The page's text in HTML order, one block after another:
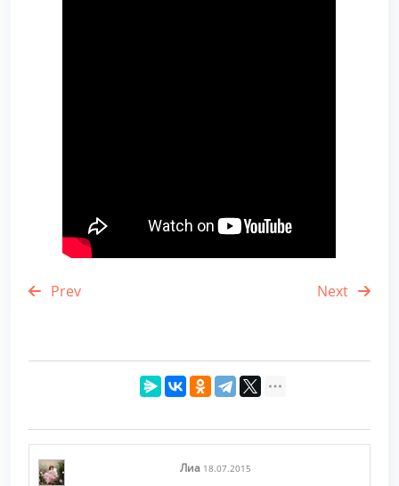
Prev Next
Лиа 18.07.2015